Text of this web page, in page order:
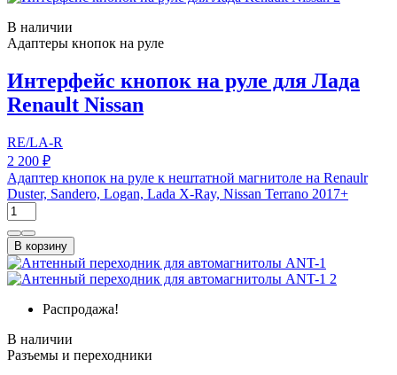
В наличии
Адаптеры кнопок на руле
Интерфейс кнопок на руле для Лада
Renault Nissan
RE/LA-R
2 200 ₽
Адаптер кнопок на руле к нештатной магнитоле на Renaulr
Duster, Sandero, Logan, Lada X-Ray, Nissan Terrano 2017+
В корзину
Распродажа!
В наличии
Разъемы и переходники